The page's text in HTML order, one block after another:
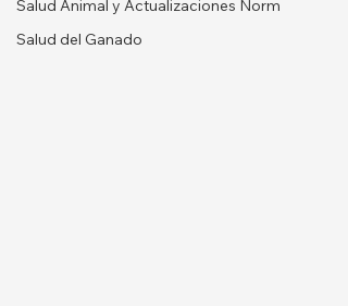
Salud Animal y Actualizaciones Norm
Salud del Ganado